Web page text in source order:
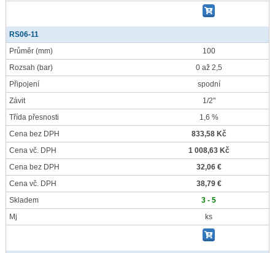
RS06-11
Průměr (mm)
100
Rozsah (bar)
0 až 2,5
Připojení
spodní
Závit
1/2"
Třída přesnosti
1,6 %
Cena bez DPH
833,58 Kč
Cena vč. DPH
1 008,63 Kč
Cena bez DPH
32,06 €
Cena vč. DPH
38,79 €
Skladem
3 - 5
Mj
ks